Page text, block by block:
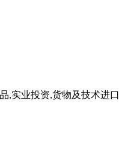
,实业投资,货物及技术进口